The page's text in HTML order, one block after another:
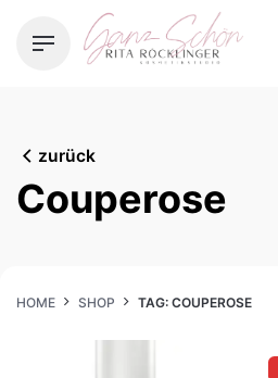
zurück
Couperose
HOME SHOP TAG: COUPEROSE